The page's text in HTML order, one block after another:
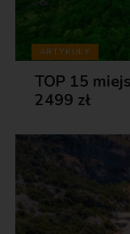
ARTYKUŁY
TOP 15
2499 zł